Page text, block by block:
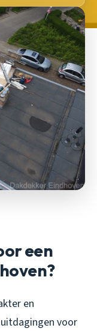
een
en
voor